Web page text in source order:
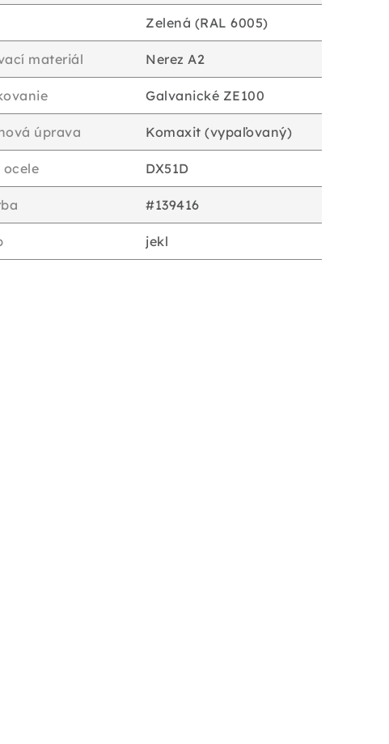
Zelená (RAL 6005)
materiál Nerez A2
Galvanické ZE100
úprava Komaxit (vypaľovaný)
ocele DX51D
#139416
jekl